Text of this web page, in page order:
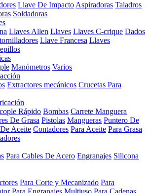
Llave De Impacto Aspiradoras Taladros
Soldadoras
Llaves Allen Llaves Llaves C-crique Dados
Llave Francesa Llaves
Manómetros Varios
Extractores mecánicos Crucetas Para
Rápido Bombas Carrete Manguera
De Grasa Pistolas Mangueras Puntero De
Aceite Contadores Para Aceite Para Grasa
Para Cables De Acero Engranajes Silicona
Para Corte y Mecanizado Para
Para Engranajes Multiuso Para Cadenas